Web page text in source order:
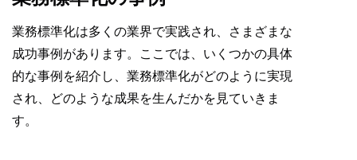
業務標準化は多くの業界で実践され、さまざまな
成功事例があります。ここでは、いくつかの具体
的な事例を紹介し、業務標準化がどのように実現
され、どのような成果を生んだかを見ていきま
す。